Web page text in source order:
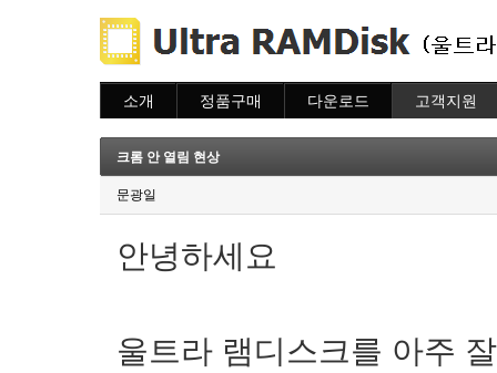
소개 정품구매
주문조회
이용안내
다운로드 고객지원
질문하기
크롬 안 열림 현상
문광일
안녕하세요
울트라 램디스크를 아주